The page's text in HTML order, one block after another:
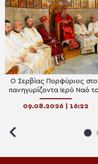
Ο Σερβίας Πορφύριος
πανηγυρίζοντα Ιερό Ναό
Αγίου Μεγαλομάρτυρα
Παντελεήμονα στο Μίριεβο
09.08.2026 | 16:22